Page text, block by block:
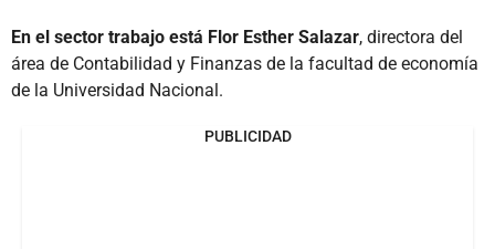
En el sector trabajo está Flor Esther Salazar, directora del
área de Contabilidad y Finanzas de la facultad de economía
de la Universidad Nacional.
PUBLICIDAD